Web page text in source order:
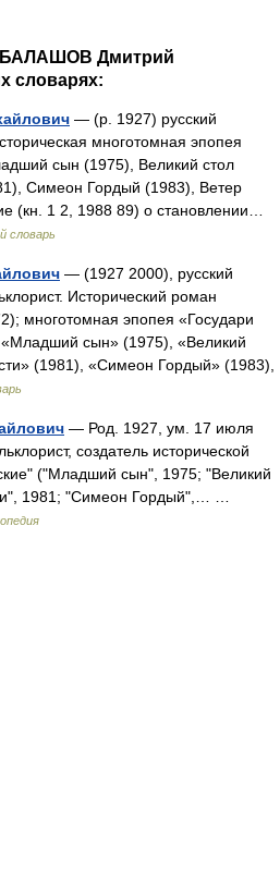
Дмитрий
словарях:
— (р. 1927) русский
многотомная эпопея
сын (1975), Великий стол
Симеон Гордый (1983), Ветер
(кн. 1 2, 1988 89) о становлении…
словарь
— (1927 2000), русский
Исторический роман
многотомная эпопея «Государи
«Младший сын» (1975), «Великий
(1981), «Симеон Гордый» (1983),
— Род. 1927, ум. 17 июля
создатель исторической
("Младший сын", 1975; "Великий
1981; "Симеон Гордый",… …